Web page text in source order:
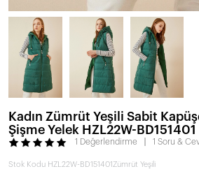
Kadın Zümrüt Yeşili Sabit
Şişme Yelek HZL22W-BD151401
1 Değerlendirme 1 Soru &
Stok Kodu HZL22W-BD151401Zümrüt Yeşili